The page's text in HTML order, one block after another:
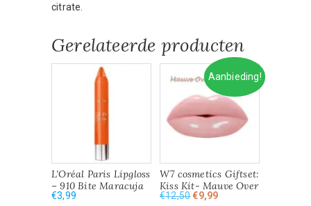
citrate.
Gerelateerde producten
L’Oréal Paris Lipgloss
– 910 Bite Maracuja
€3,99
Aanbieding!
W7 cosmetics Giftset:
Kiss Kit- Mauve Over
€12,50Oorspronkelijke
€9,99Huidige